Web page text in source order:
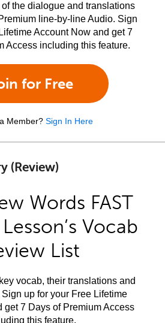
the dialogue and translations
line-by-line Audio. Sign
Account Now and get 7
Access including this feature.
for Free
Member? Sign In Here
(Review)
Words FAST
Vocab
List
vocab, their translations and
up for your Free Lifetime
get 7 Days of Premium Access
this feature.